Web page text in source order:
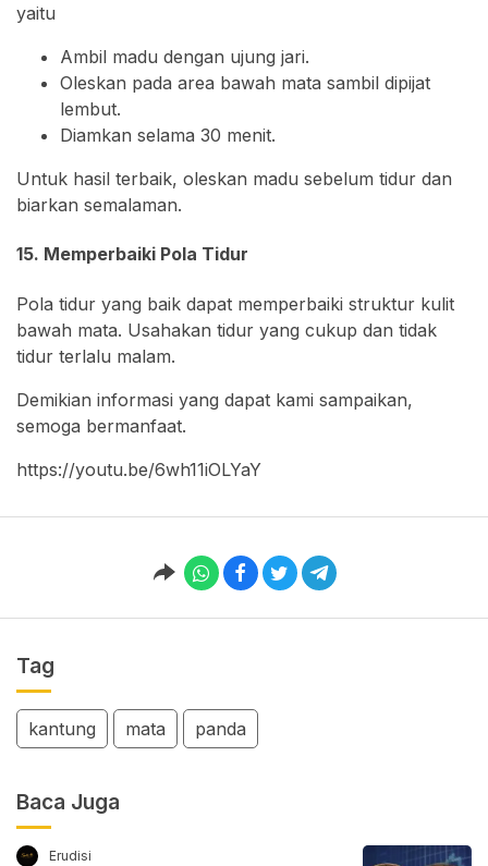
yaitu
Ambil madu dengan ujung jari.
Oleskan pada area bawah mata sambil dipijat
lembut.
Diamkan selama 30 menit.
Untuk hasil terbaik, oleskan madu sebelum tidur dan
biarkan semalaman.
15. Memperbaiki Pola Tidur
Pola tidur yang baik dapat memperbaiki struktur kulit
bawah mata. Usahakan tidur yang cukup dan tidak
tidur terlalu malam.
Demikian informasi yang dapat kami sampaikan,
semoga bermanfaat.
https://youtu.be/6wh11iOLYaY
Tag
kantung mata panda
Baca Juga
Erudisi